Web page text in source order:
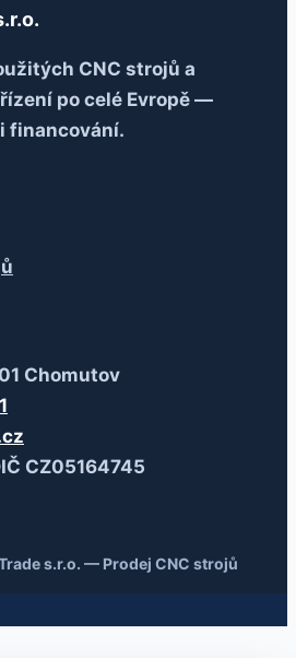
CNC strojů a
po celé Evropě —
financování.
Chomutov
CZ05164745
s.r.o. — Prodej CNC strojů